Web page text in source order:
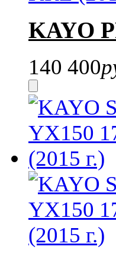
KAYO
140 400